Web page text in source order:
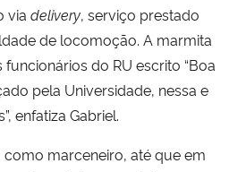
via delivery, serviço prestado
de locomoção. A marmita
do RU escrito “Boa
pela Universidade, nessa e
enfatiza Gabriel.
marceneiro, até que em